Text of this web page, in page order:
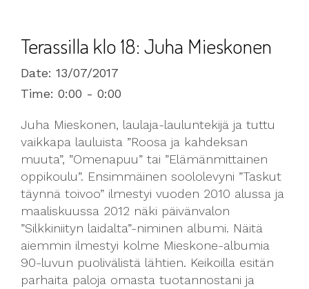
Terassilla klo 18: Juha Mieskonen
Date: 13/07/2017
Time: 0:00 - 0:00
Juha Mieskonen, laulaja-lauluntekijä ja tuttu
vaikkapa lauluista ”Roosa ja kahdeksan
muuta”, ”Omenapuu” tai ”Elämänmittainen
oppikoulu”. Ensimmäinen soololevyni ”Taskut
täynnä toivoo” ilmestyi vuoden 2010 alussa ja
maaliskuussa 2012 näki päivänvalon
”Silkkiniityn laidalta”-niminen albumi. Näitä
aiemmin ilmestyi kolme Mieskone-albumia
90-luvun puolivälistä lähtien. Keikoilla esitän
parhaita paloja omasta tuotannostani ja